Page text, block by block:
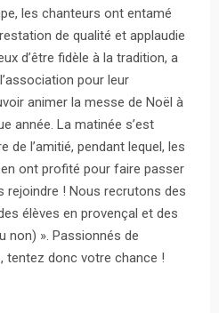
les chanteurs ont entamé
de qualité et applaudie
d’être fidèle à la tradition, a
pour leur
animer la messe de Noël à
année. La matinée s’est
de l’amitié, pendant lequel, les
ont profité pour faire passer
rejoindre ! Nous recrutons des
élèves en provençal et des
non) ». Passionnés de
tentez donc votre chance !